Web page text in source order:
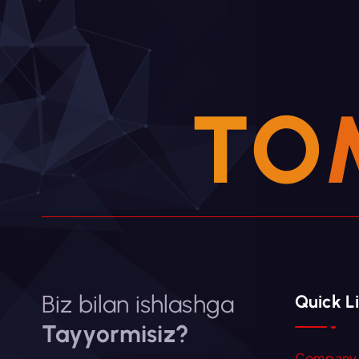
TO
Biz bilan ishlashga
Tayyormisiz?
Quick